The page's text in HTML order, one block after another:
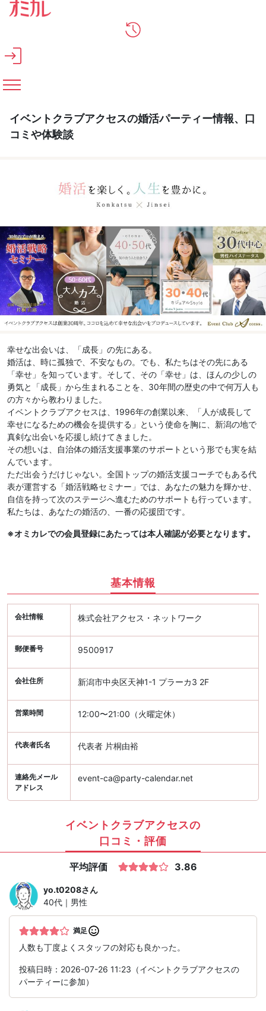
メインコンテンツへスキップ
イベントクラブアクセスの婚活パーティー情報、口
コミや体験談
幸せな出会いは、「成長」の先にある。
婚活は、時に孤独で、不安なもの。でも、私たちはその先にある
「幸せ」を知っています。そして、その「幸せ」は、ほんの少しの
勇気と「成長」から生まれることを、30年間の歴史の中で何万人も
の方々から教わりました。
イベントクラブアクセスは、1996年の創業以来、「人が成長して
幸せになるための機会を提供する」という使命を胸に、新潟の地で
真剣な出会いを応援し続けてきました。
その想いは、自治体の婚活支援事業のサポートという形でも実を結
んでいます。
ただ出会うだけじゃない。全国トップの婚活支援コーチでもある代
表が運営する「婚活戦略セミナー」では、あなたの魅力を輝かせ、
自信を持って次のステージへ進むためのサポートも行っています。
私たちは、あなたの婚活の、一番の応援団です。
※オミカレでの会員登録にあたっては本人確認が必要となります。
基本情報
会社情報 株式会社アクセス・ネットワーク
郵便番号 9500917
会社住所 新潟市中央区天神1-1 プラーカ3 2F
営業時間 12:00〜21:00（火曜定休）
代表者氏名 代表者 片桐由裕
連絡先メール
アドレス
event-ca@party-calendar.net
イベントクラブアクセスの
口コミ・評価
平均評価 3.86
yo.t0208さん
40代｜男性
満足
人数も丁度よくスタッフの対応も良かった。
投稿日時：2026-07-26 11:23（イベントクラブアクセスの
パーティーに参加）